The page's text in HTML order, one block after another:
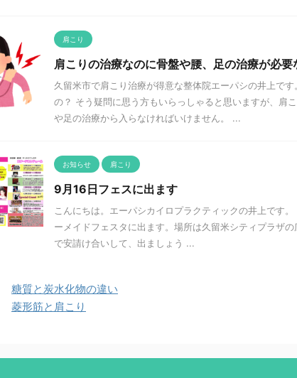
肩こり
肩こりの治療なのに骨盤や腰、足の治療が必要
久留米市で肩こり治療が得意な整体院エーパシの井上で
の？ そう疑問に思う方もいらっしゃると思いますが、肩
や足の治療から入らなければいけません。 ...
お知らせ 肩こり
9月16日フェスに出ます
こんにちは。エーパシカイロプラクティックの井上です
ーメイドフェスタに出ます。場所は久留米シティプラザ
で安請け合いして、出ましょう ...
糖質と炭水化物の違い
菱形筋と肩こり